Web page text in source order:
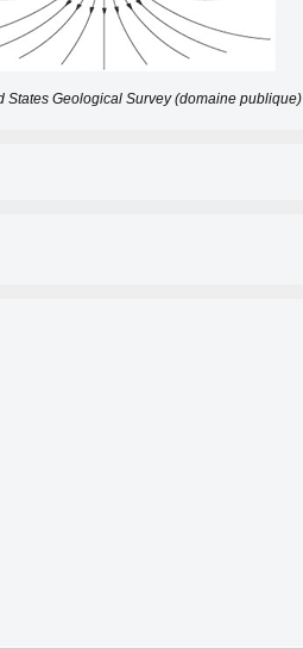
States Geological Survey (domaine publique)